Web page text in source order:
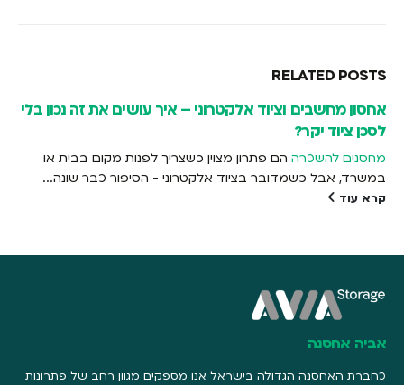
RELATED POSTS
אחסון מחשבים וציוד אלקטרוני – איך עושים את זה נכון בלי
לסכן ציוד יקר?
מחסנים להשכרה הם פתרון מצוין כשצריך לפנות מקום בבית או
במשרד, אבל כשמדובר בציוד אלקטרוני - הסיפור כבר שונה...
קרא עוד
אביה אחסנה
כחברת האחסנה הגדולה בישראל אנו מספקים מגוון רחב של פתרונות